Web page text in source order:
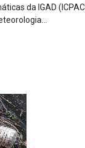
da IGAD